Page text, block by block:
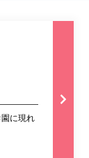
に現れ